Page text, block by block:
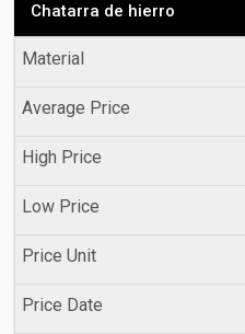
Chatarra de hierro